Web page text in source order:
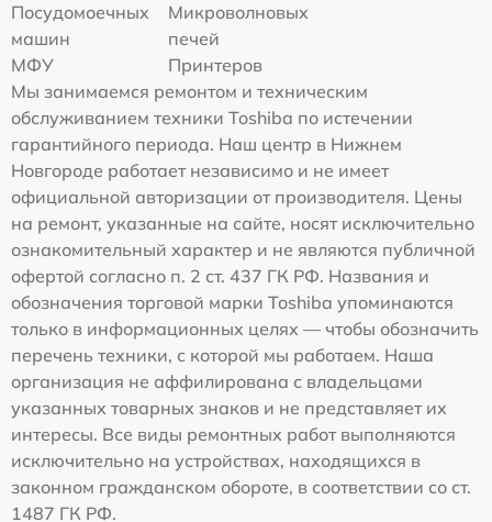
Посудомоечных
машин
Микроволновых
печей
МФУ
Принтеров
Мы занимаемся ремонтом и техническим
обслуживанием техники Toshiba по истечении
гарантийного периода. Наш центр в Нижнем
Новгороде работает независимо и не имеет
официальной авторизации от производителя. Цены
на ремонт, указанные на сайте, носят исключительно
ознакомительный характер и не являются публичной
офертой согласно п. 2 ст. 437 ГК РФ. Названия и
обозначения торговой марки Toshiba упоминаются
только в информационных целях — чтобы обозначить
перечень техники, с которой мы работаем. Наша
организация не аффилирована с владельцами
указанных товарных знаков и не представляет их
интересы. Все виды ремонтных работ выполняются
исключительно на устройствах, находящихся в
законном гражданском обороте, в соответствии со ст.
1487 ГК РФ.